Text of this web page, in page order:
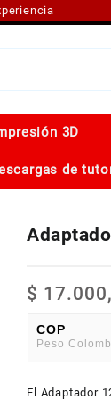
3D
de
$
COP
American
El Adaptador